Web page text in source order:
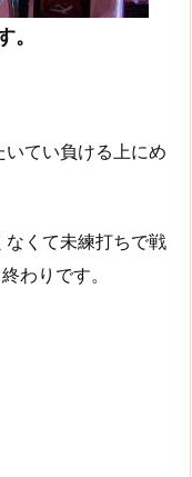
。
てい負ける上にめ
くて未練打ちで戦
わりです。